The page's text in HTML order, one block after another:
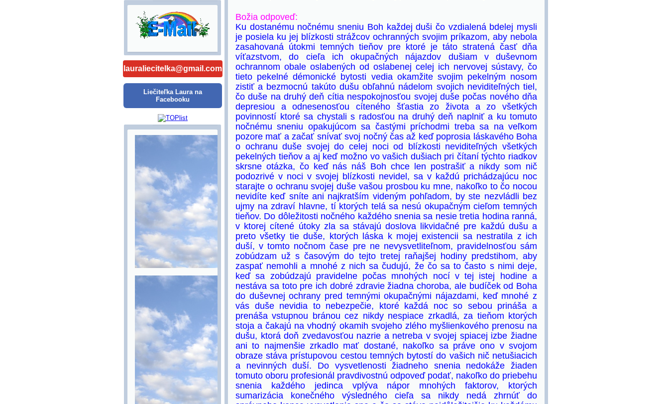
Božia odpoveď:
Ku dostanému nočnému sneniu Boh každej duši čo vzdialená bdelej mysli
je posiela ku jej blízkosti strážcov ochranných svojim príkazom, aby nebola
zasahovaná útokmi temných tieňov pre ktoré je táto stratená časť dňa
víťazstvom, do cieľa ich okupačných nájazdov dušiam v duševnom
ochrannom obale oslabených od oslabenej celej ich nervovej sústavy, čo
tieto pekelné démonické bytosti vedia okamžite svojim pekelným nosom
zistiť a bezmocnú takúto dušu obľahnú nádelom svojich neviditeľných tiel,
čo duše na druhý deň cítia nespokojnosťou svojej duše počas nového dňa
depresiou a odnesenosťou cíteného šťastia zo života a zo všetkých
povinností ktoré sa chystali s radosťou na druhý deň naplniť a ku tomuto
nočnému sneniu opakujúcom sa častými príchodmi treba sa na veľkom
pozore mať a začať snívať svoj nočný čas až keď poprosia láskavého Boha
o ochranu duše svojej do celej noci od blízkosti neviditeľných všetkých
pekelných tieňov a aj keď možno vo vašich dušiach pri čítaní týchto riadkov
skrsne otázka, čo keď nás náš Boh chce len postrašiť a nikdy som nič
podozrivé v noci v svojej blízkosti nevidel, sa v každú prichádzajúcu noc
starajte o ochranu svojej duše vašou prosbou ku mne, nakoľko to čo nocou
nevidíte keď sníte ani najkratším videným pohľadom, by ste nezvládli bez
ujmy na zdraví hlavne, tí ktorých telá sa nesú okupačným cieľom temných
tieňov. Do dôležitosti nočného každého snenia sa nesie tretia hodina ranná,
v ktorej cítené útoky zla sa stávajú doslova likvidačné pre každú dušu a
preto všetky tie duše, ktorých láska k mojej existencii sa nestratila z ich
duší, v tomto nočnom čase pre ne nevysvetliteľnom, pravidelnosťou sám
zobúdzam už s časovým do tejto tretej raňajšej hodiny predstihom, aby
zaspať nemohli a mnohé z nich sa čudujú, že čo sa to často s nimi deje,
keď sa zobúdzajú pravidelne počas mnohých nocí v tej istej hodine a
nestáva sa toto pre ich dobré zdravie žiadna choroba, ale budíček od Boha
do duševnej ochrany pred temnými okupačnými nájazdami, keď mnohé z
vás duše nevidia to nebezpečie, ktoré každá noc so sebou prináša a
prenáša vstupnou bránou cez nikdy nespiace zrkadlá, za tieňom ktorých
stoja a čakajú na vhodný okamih svojeho zlého myšlienkového prenosu na
dušu, ktorá doň zvedavosťou nazrie a netreba v svojej spiacej izbe žiadne
ani to najmenšie zrkadlo mať dostané, nakoľko sa práve ono v svojom
obraze stáva prístupovou cestou temných bytostí do vašich nič netušiacich
a nevinných duší. Do vysvetlenosti žiadneho snenia nedokáže žiaden
tomuto oboru profesionál pravdivostnú odpoveď podať, nakoľko do priebehu
snenia každého jedinca vplýva nápor mnohých faktorov, ktorých
sumarizácia konečného výsledného cieľa sa nikdy nedá zhrnúť do
lauraliecitelka@gmail.com
Liečiteľka Laura na
Facebooku